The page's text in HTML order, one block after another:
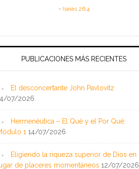
- Isaías 26:4
PUBLICACIONES MÁS RECIENTES
El desconcertante John Pavlovitz
07/2026
Hermenéutica – El Qué y el Por Qué:
1 14/07/2026
Eligiendo la riqueza superior de Dios en
de placeres momentáneos 12/07/2026